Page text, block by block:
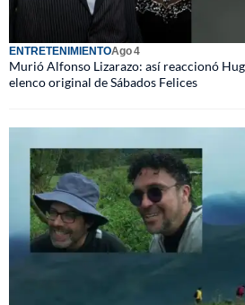
ENTRETENIMIENTOAgo 4
Murió Alfonso Lizarazo: así reaccionó
elenco original de Sábados Felices